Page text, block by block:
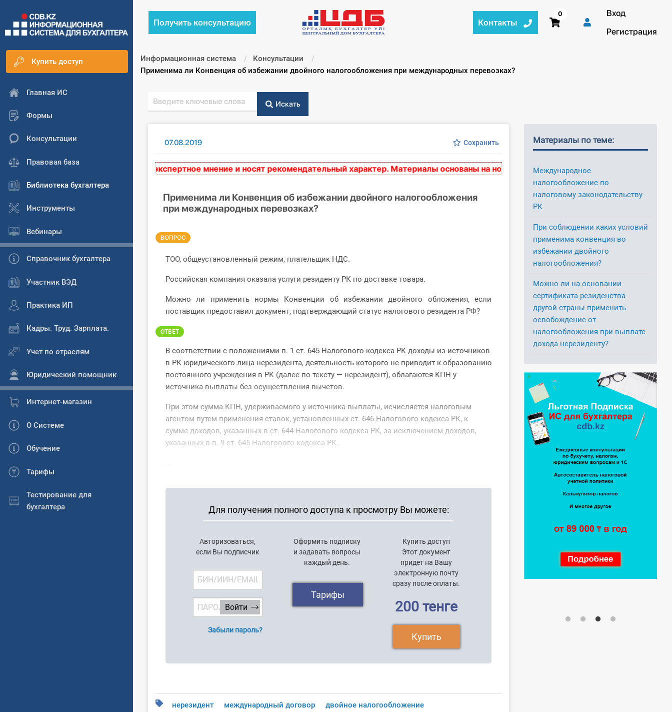
Купить доступ
Главная ИС
Формы
Консультации
Правовая база
Библиотека бухгалтера
Инструменты
Вебинары
Справочник бухгалтера
Участник ВЭД
Практика ИП
Кадры. Труд. Зарплата.
Учет по отраслям
Юридический помощник
Интернет-магазин
О Системе
Обучение
Тарифы
Тестирование для
бухгалтера
Получить консультацию Контакты
0
Вход
Регистрация
Информационная система
Консультации
Текущий:
Применима ли Конвенция об избежании двойного налогообложения при международных перевозках?
Искать
07.08.2019 Сохранить
на сайте, выражают экспертное мнение и носят рекомендательный характер. Материалы основаны на нормативных актах, действительных на момент
Применима ли Конвенция об избежании двойного налогообложения
при международных перевозках?
ВОПРОС
ТОО, общеустановленный режим, плательщик НДС.
Российская компания оказала услуги резиденту РК по доставке товара.
Можно ли применить нормы Конвенции об избежании двойного обложения, если
поставщик предоставил документ, подтверждающий статус налогового резидента РФ?
ОТВЕТ
В соответствии с положениями п. 1 ст. 645 Налогового кодекса РК доходы из источников
в РК юридического лица-нерезидента, деятельность которого не приводит к образованию
постоянного учреждения в РК (далее по тексту — нерезидент), облагаются КПН у
источника выплаты без осуществления вычетов.
При этом сумма КПН, удерживаемого у источника выплаты, исчисляется налоговым
агентом путем применения ставок, установленных ст. 646 Налогового кодекса РК, к
сумме доходов, указанных в ст. 644 Налогового кодекса РК, за исключением доходов,
указанных в п. 9 ст. 645 Налогового кодекса РК.
Для получения полного доступа к просмотру Вы можете:
Авторизоваться,
если Вы подписчик
Забыли пароль?
Оформить подписку
и задавать вопросы
каждый день.
Тарифы
Купить доступ
Этот документ
придет на Вашу
электронную почту
сразу после оплаты.
200 тенге
Купить
нерезидент международный договор
двойное налогообложение
Материалы по теме:
Международное
налогообложение по
налоговому законодательству
РК
При соблюдении каких условий
применима конвенция во
избежании двойного
налогообложения?
Можно ли на основании
сертификата резиденства
другой страны применить
освобождение от
налогообложения при выплате
дохода нерезиденту?